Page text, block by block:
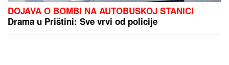
DOJAVA O BOMBI NA AUTOBUSKOJ STANICI
Drama u Prištini: Sve vrvi od policije